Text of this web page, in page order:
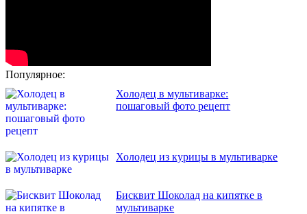
Популярное:
Холодец в мультиварке:
пошаговый фото рецепт
Холодец из курицы в мультиварке
Бисквит Шоколад на кипятке в
мультиварке